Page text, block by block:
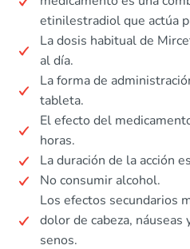
etinilestradiol que actúa
La dosis habitual de
al día.
La forma de
tableta.
El efecto del
horas.
La duración de la acción
No consumir alcohol.
Los efectos secundarios
dolor de cabeza,
senos.